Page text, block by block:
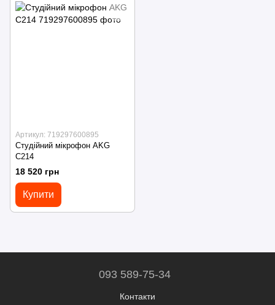
Артикул: 719297600895
Студійний мікрофон AKG
C214
18 520 грн
Купити
093 589-75-34
Контакти